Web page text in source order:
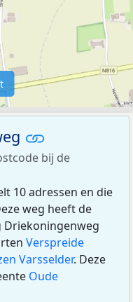
bij de
10 adressen en die
weg heeft de
Driekoningenweg
Verspreide
Varsselder. Deze
Oude